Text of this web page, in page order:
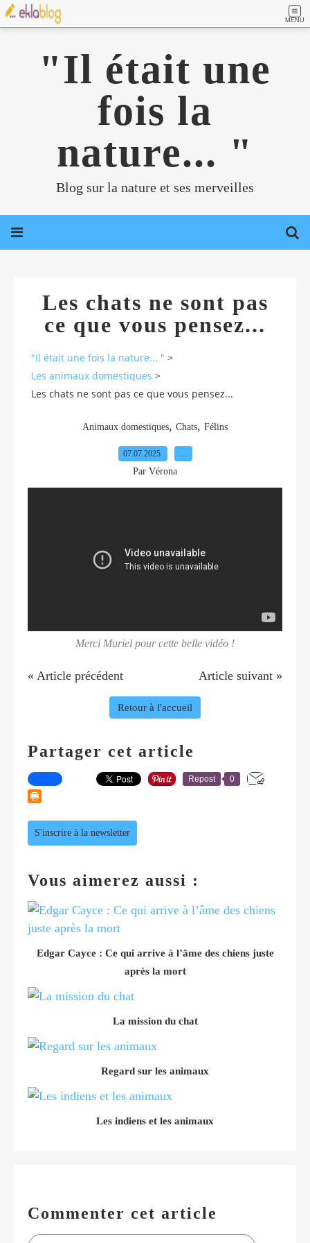
MENU
"Il était une
fois la
nature... "
Blog sur la nature et ses merveilles
Les chats ne sont pas
ce que vous pensez...
"Il était une fois la nature... " >
Les animaux domestiques >
Les chats ne sont pas ce que vous pensez...
Animaux domestiques, Chats, Félins
07.07.2025
Par Vérona
Merci Muriel pour cette belle vidéo !
« Article précédent Article suivant »
Retour à l'accueil
Partager cet article
Repost 0
S'inscrire à la newsletter
Vous aimerez aussi :
Edgar Cayce : Ce qui arrive à l’âme des chiens juste
après la mort
La mission du chat
Regard sur les animaux
Les indiens et les animaux
Commenter cet article